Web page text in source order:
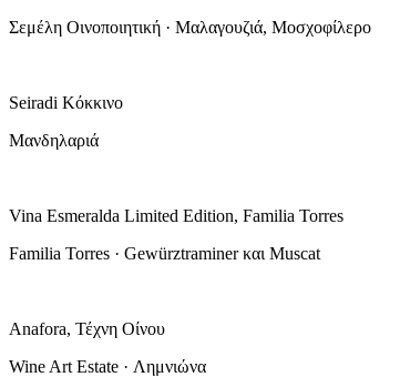
Σεμέλη Οινοποιητική · Μαλαγουζιά, Μοσχοφίλερο
Seiradi Κόκκινο
Μανδηλαριά
Vina Esmeralda Limited Edition, Familia Torres
Familia Torres · Gewürztraminer και Muscat
Anafora, Τέχνη Οίνου
Wine Art Estate · Λημνιώνα